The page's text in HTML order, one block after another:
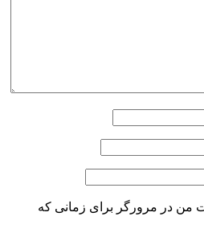
در مرورگر برای زمانی که